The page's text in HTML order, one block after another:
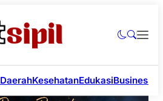
DaerahKesehatanEdukasiBusiness